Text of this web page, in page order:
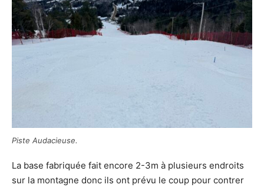
Piste Audacieuse.
La base fabriquée fait encore 2-3m à plusieurs endroits
sur la montagne donc ils ont prévu le coup pour contrer